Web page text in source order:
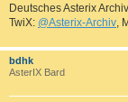
Deutsches Asterix
TwiX: @Asterix-Archiv,
bdhk
AsterIX Bard